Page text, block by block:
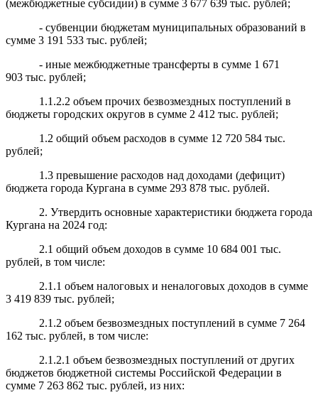
(межбюджетные субсидии) в сумме 3 677 639 тыс. рублей;
- субвенции бюджетам муниципальных образований в
сумме 3 191 533 тыс. рублей;
- иные межбюджетные трансферты в сумме 1 671
903 тыс. рублей;
1.1.2.2 объем прочих безвозмездных поступлений в
бюджеты городских округов в сумме 2 412 тыс. рублей;
1.2 общий объем расходов в сумме 12 720 584 тыс.
рублей;
1.3 превышение расходов над доходами (дефицит)
бюджета города Кургана в сумме 293 878 тыс. рублей.
2. Утвердить основные характеристики бюджета города
Кургана на 2024 год:
2.1 общий объем доходов в сумме 10 684 001 тыс.
рублей, в том числе:
2.1.1 объем налоговых и неналоговых доходов в сумме
3 419 839 тыс. рублей;
2.1.2 объем безвозмездных поступлений в сумме 7 264
162 тыс. рублей, в том числе:
2.1.2.1 объем безвозмездных поступлений от других
бюджетов бюджетной системы Российской Федерации в
сумме 7 263 862 тыс. рублей, из них: